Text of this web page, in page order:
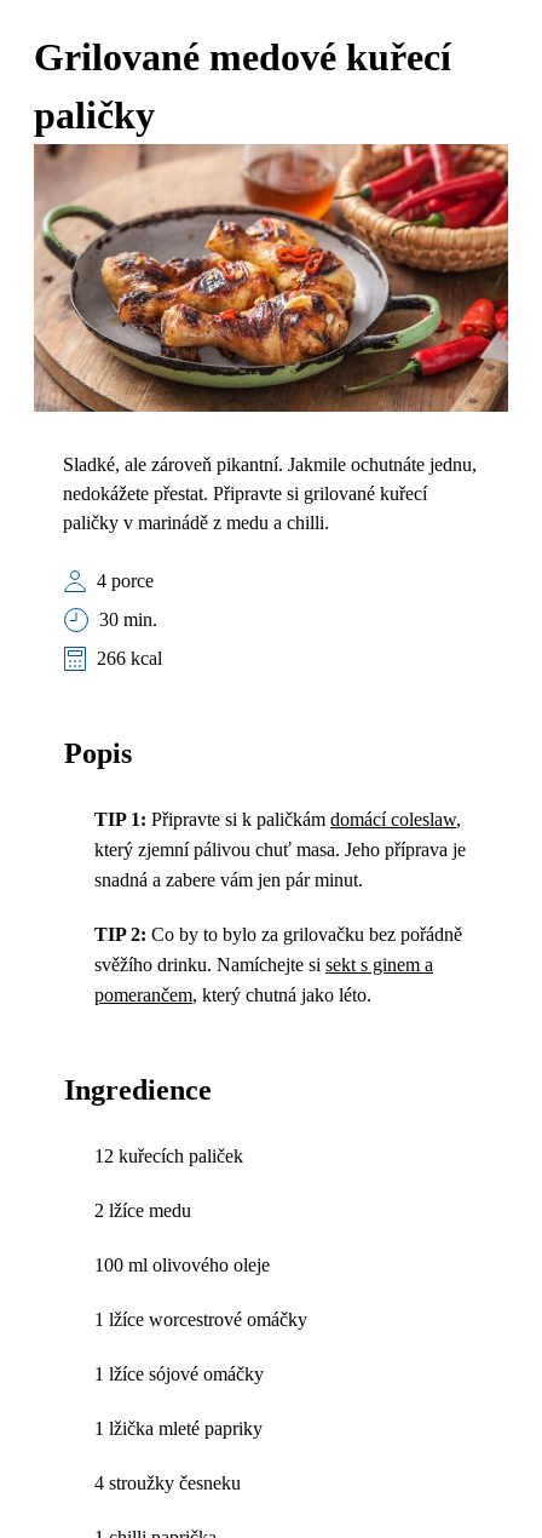
Grilované medové kuřecí
paličky
Sladké, ale zároveň pikantní. Jakmile ochutnáte jednu,
nedokážete přestat. Připravte si grilované kuřecí
paličky v marinádě z medu a chilli.
4 porce
30 min.
266 kcal
Popis
TIP 1: Připravte si k paličkám domácí coleslaw,
který zjemní pálivou chuť masa. Jeho příprava je
snadná a zabere vám jen pár minut.
TIP 2: Co by to bylo za grilovačku bez pořádně
svěžího drinku. Namíchejte si sekt s ginem a
pomerančem, který chutná jako léto.
Ingredience
12 kuřecích paliček
2 lžíce medu
100 ml olivového oleje
1 lžíce worcestrové omáčky
1 lžíce sójové omáčky
1 lžička mleté papriky
4 stroužky česneku